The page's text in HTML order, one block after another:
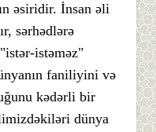
əsiridir. İnsan əli
sərhədlərə
istəməz"
faniliyini və
kədərli bir
dünya